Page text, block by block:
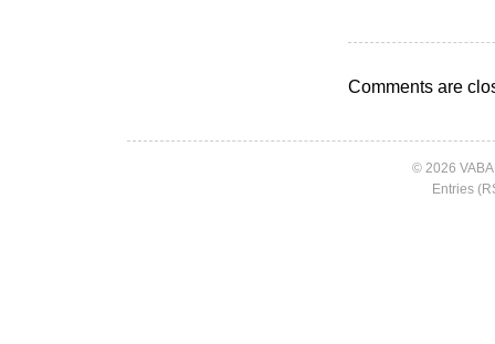
Comments are
© 2026
Entries